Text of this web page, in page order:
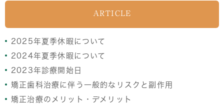
ARTICLE
2025年夏季休暇について
2024年夏季休暇について
2023年診療開始日
矯正歯科治療に伴う一般的なリスクと副作用
矯正治療のメリット・デメリット